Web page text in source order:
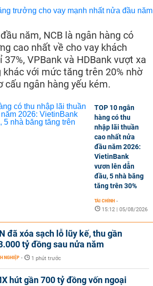
năm, NCB là ngân hàng có
cao nhất về cho vay khách
37%, VPBank và HDBank vượt xa
khác với mức tăng trên 20% nhờ
cấu ngân hàng yếu kém.
TOP 10 ngân
hàng có thu
nhập lãi thuần
cao nhất nửa
đầu năm 2026:
VietinBank
vươn lên dẫn
đầu, 5 nhà băng
tăng trên 30%
TÀI CHÍNH -
15:12 | 05/08/2026
đã xóa sạch lỗ lũy kế, thu gần
tỷ đồng sau nửa năm
NGHIỆP - 1 phút trước
hút gần 700 tỷ đồng vốn ngoại